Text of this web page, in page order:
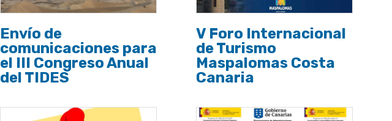
Envío de
comunicaciones para
el III Congreso Anual
del TIDES
V Foro Internacional
de Turismo
Maspalomas Costa
Canaria